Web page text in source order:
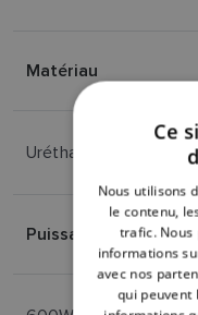
Matériau
Uréthane
Puissance (RMS)
Ce
Nous utilisons
le contenu,
trafic. Nous
informations
avec nos
qui peuvent